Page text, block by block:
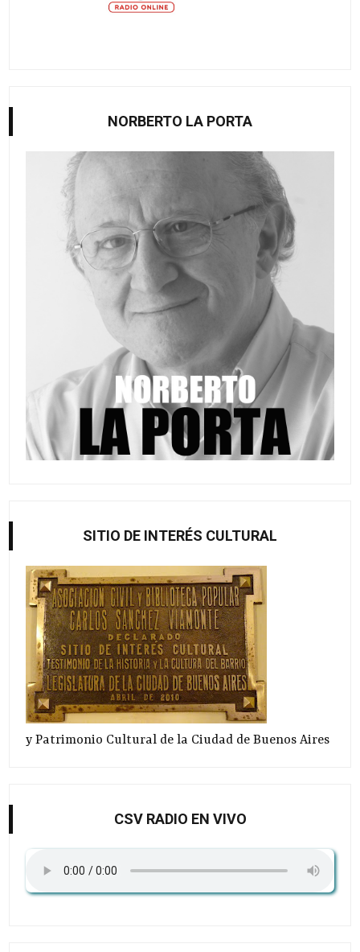
NORBERTO LA PORTA
SITIO DE INTERÉS CULTURAL
y Patrimonio Cultural de la Ciudad de Buenos Aires
CSV RADIO EN VIVO